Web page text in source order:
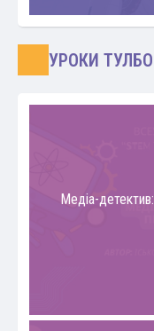
УРОКИ
Медіа-